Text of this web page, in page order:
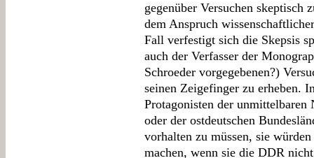
gegenüber Versuchen skeptisch
dem Anspruch
Fall verfestigt sich die Skepsis
auch der Verfasser der
Schroeder vorgegebenen?)
seinen Zeigefinger zu erheben.
Protagonisten der
oder der ostdeutschen
vorhalten zu müssen, sie
machen, wenn sie die DDR